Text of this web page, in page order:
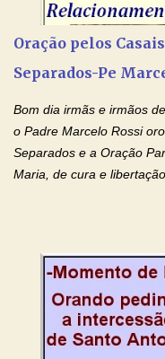
recorro a vós como
necessidades humanas.
entregueis nas mãos do
o pedido). Acolhei, Nhá
Oração pelos
Separados-Pe
Bom dia irmãs e irmãos
o Padre Marcelo Rossi
Separados e a Oração
Maria, de cura e
no programa de rádio
relacionamentos. Seu
sofrendo? Então ouça o
de orações abençoadas,
restaurar você e seu